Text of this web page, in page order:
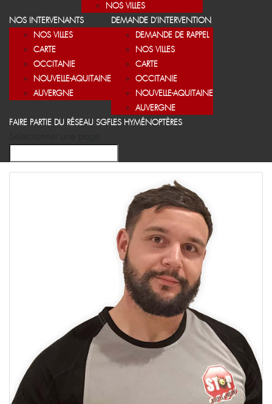
NOS VILLES
NOS INTERVENANTS
NOS VILLES
CARTE
OCCITANIE
NOUVELLE-AQUITAINE
AUVERGNE
DEMANDE D’INTERVENTION
DEMANDE DE RAPPEL
NOS VILLES
CARTE
OCCITANIE
NOUVELLE-AQUITAINE
AUVERGNE
FAIRE PARTIE DU RÉSEAU SGFLES HYMÉNOPTÈRES